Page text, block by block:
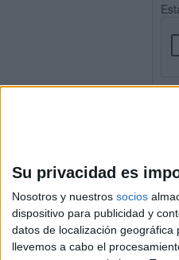
Su privacidad es
Nosotros y nuestros socios
dispositivo para publicidad y
datos de localización
llevemos a cabo el